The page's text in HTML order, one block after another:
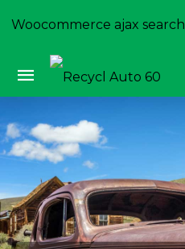
Woocommerce ajax search